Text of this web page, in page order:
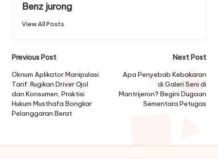
Benz jurong
View All Posts
Post
navigation
Previous Post
Oknum Aplikator Manipulasi
Tarif: Rugikan Driver Ojol
dan Konsumen, Praktisi
Hukum Musthafa Bongkar
Pelanggaran Berat
Next Post
Apa Penyebab Kebakaran
di Galeri Seni di
Mantrijeron? Begini Dugaan
Sementara Petugas